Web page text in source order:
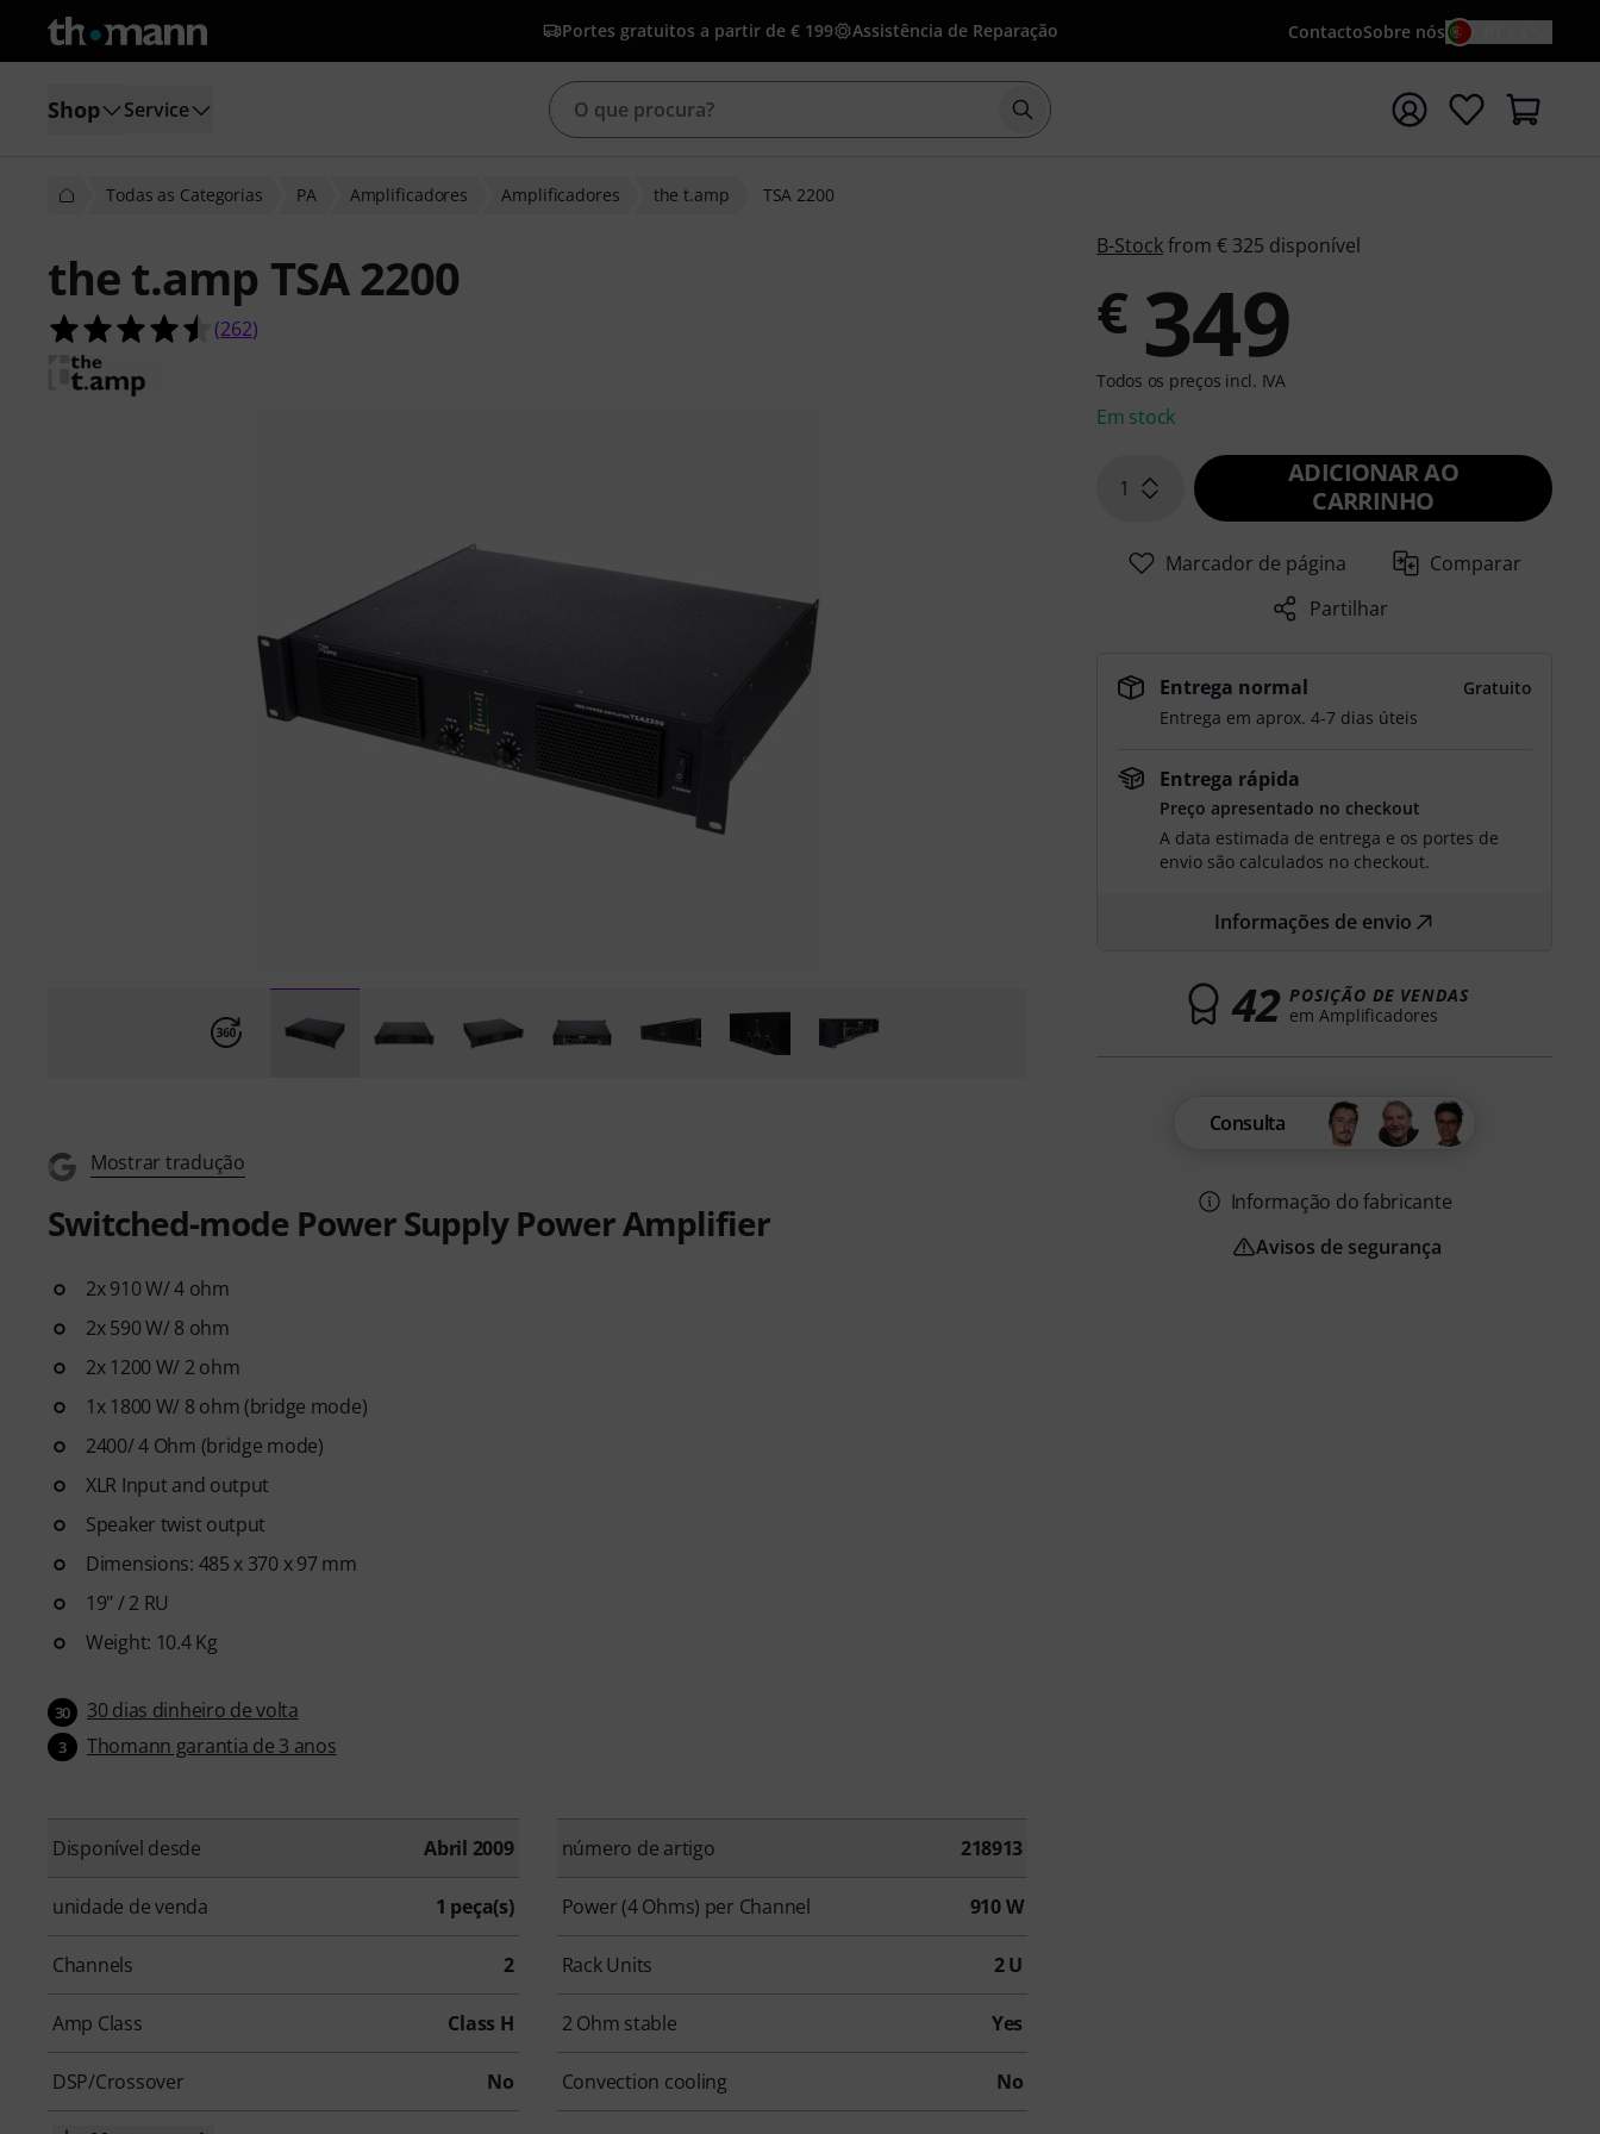
Portes gratuitos a partir de € 199 Assistência de Reparação ContactoSobre nós
Shop Service Iniciar pesquisa com o termo de pesquisa {searchTerm}
Todas as Categorias PA Amplificadores Amplificadores the t.amp TSA 2200
the t.amp TSA 2200
4.5 de 5 estrelas de 262 avaliações de clientes
(262)
Mostrar tradução
Switched-mode Power Supply Power Amplifier
2x 910 W/ 4 ohm
2x 590 W/ 8 ohm
2x 1200 W/ 2 ohm
1x 1800 W/ 8 ohm (bridge mode)
2400/ 4 Ohm (bridge mode)
XLR Input and output
Speaker twist output
Dimensions: 485 x 370 x 97 mm
19" / 2 RU
Weight: 10.4 Kg
30 30 dias dinheiro de volta
3 Thomann garantia de 3 anos
Disponível desde Abril 2009 número de artigo 218913
unidade de venda 1 peça(s) Power (4 Ohms) per Channel 910 W
Channels 2 Rack Units 2 U
Amp Class Class H 2 Ohm stable Yes
DSP/Crossover No Convection cooling No
B-Stockfrom € 325 disponível
€ 349
Todos os preços incl. IVA
Em stock
1
ADICIONAR AO
CARRINHO
Marcador de página
Comparar
Partilhar
Entrega normal
Gratuito
Entrega em aprox. 4-7 dias úteis
Entrega rápida
Preço apresentado no checkout
A data estimada de entrega e os portes de
envio são calculados no checkout.
Informações de envio
42 POSIÇÃO DE VENDAS
em Amplificadores
Consulta
Informação do fabricante
Avisos de segurança